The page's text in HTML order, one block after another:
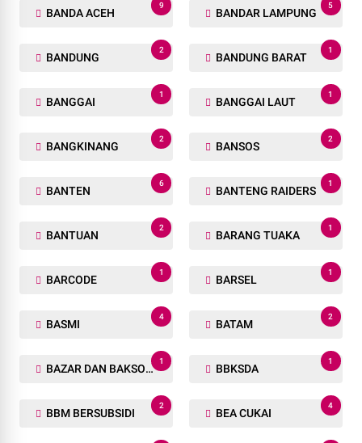
BANDA ACEH
9
BANDAR LAMPUNG
5
BANDUNG
2
BANDUNG BARAT
1
BANGGAI
1
BANGGAI LAUT
1
BANGKINANG
2
BANSOS
2
BANTEN
6
BANTENG RAIDERS
1
BANTUAN
2
BARANG TUAKA
1
BARCODE
1
BARSEL
1
BASMI
4
BATAM
2
BAZAR DAN BAKSOS RAMADHAN
1
BBKSDA
1
BBM BERSUBSIDI
2
BEA CUKAI
4